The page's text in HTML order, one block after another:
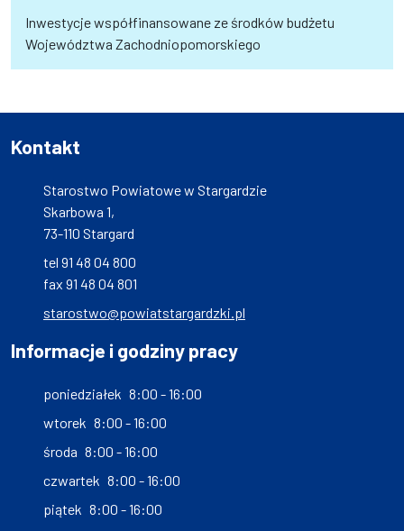
Inwestycje współfinansowane ze środków budżetu
Województwa Zachodniopomorskiego
Kontakt
Starostwo Powiatowe w Stargardzie
Skarbowa 1,
73-110 Stargard
tel 91 48 04 800
fax 91 48 04 801
starostwo@powiatstargardzki.pl
Informacje i godziny pracy
poniedziałek 8:00 - 16:00
wtorek 8:00 - 16:00
środa 8:00 - 16:00
czwartek 8:00 - 16:00
piątek 8:00 - 16:00